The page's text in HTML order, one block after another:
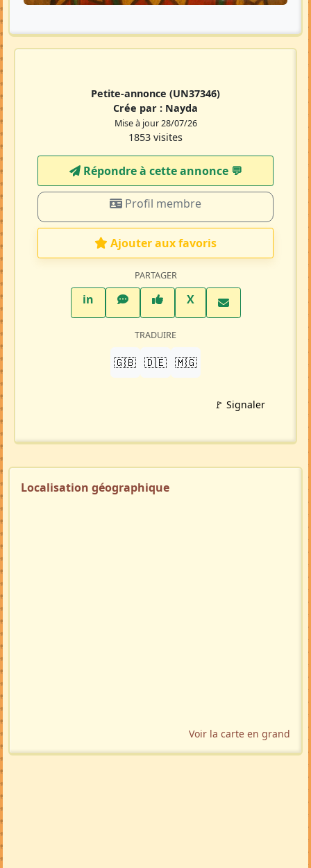
Petite-annonce (UN37346)
Crée par : Nayda
Mise à jour 28/07/26
1853 visites
Répondre à cette annonce 💬​
Profil membre
Ajouter aux favoris
PARTAGER
inLinkedInWhatsAppFacebook
XTwitter X
TRADUIRE
🇬🇧 🇩🇪 🇲🇬
🚩 Signaler
Localisation géographique
Voir la carte en grand